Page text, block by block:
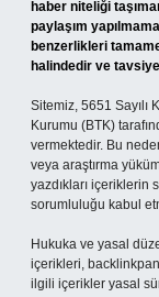
haber niteliği
paylaşım
benzerlikleri
halindedir ve
Sitemiz, 5651
Kurumu (BTK)
vermektedir. Bu
veya araştırma
yazdıkları içeriklerin
sorumluluğu kabul
Hukuka ve yasal
içerikleri,
ilgili içerikler yasal